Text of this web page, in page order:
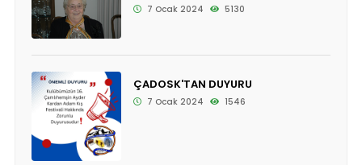
7 Ocak 2024 5130
ÇADOSK'TAN DUYURU
7 Ocak 2024 1546